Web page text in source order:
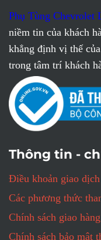
Phụ Tùng Chevrolet
niềm tin của khách
khẳng định vị thế
trong tâm trí khách
Thông tin -
Điều khoản giao dịch
Các phương thức
Chính sách giao
Chính sách bảo mật